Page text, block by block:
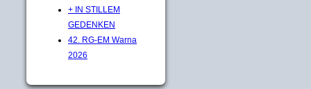
+ IN STILLEM
GEDENKEN
42. RG-EM Warna
2026